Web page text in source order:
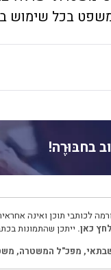
בכל שימוש
בחבּוּרֶה!
לכותבי תוכן ואינה
לחץ כאן. ייתכן שהתמונות
, מפכ"ל המשטרה,